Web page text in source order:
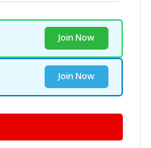
Join Now
Join Now